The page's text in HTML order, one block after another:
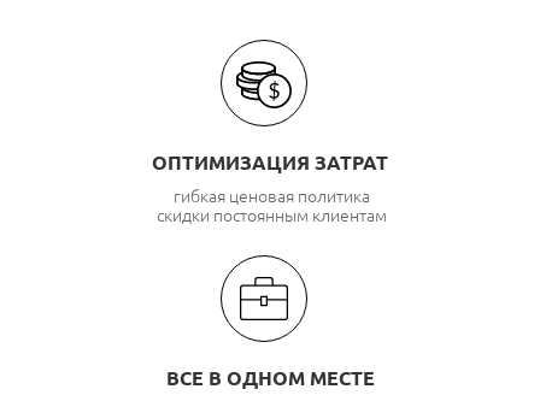
ОПТИМИЗАЦИЯ ЗАТРАТ
гибкая ценовая политика
скидки постоянным клиентам
ВСЕ В ОДНОМ МЕСТЕ